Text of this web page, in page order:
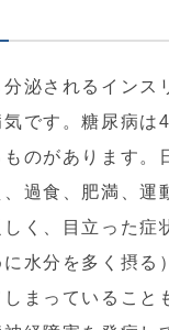
泌されるイン
です。糖尿病
のがあります
過食、肥満、運
く、目立った症
水分を多く摂
まっていること